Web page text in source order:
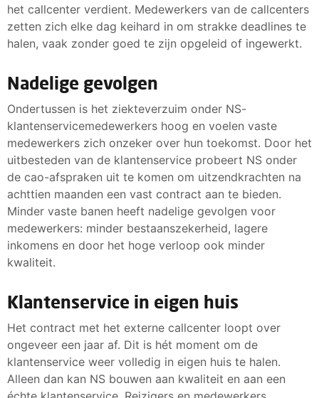
het callcenter verdient. Medewerkers van de callcenters
zetten zich elke dag keihard in om strakke deadlines te
halen, vaak zonder goed te zijn opgeleid of ingewerkt.
Nadelige gevolgen
Ondertussen is het ziekteverzuim onder NS-
klantenservicemedewerkers hoog en voelen vaste
medewerkers zich onzeker over hun toekomst. Door het
uitbesteden van de klantenservice probeert NS onder
de cao-afspraken uit te komen om uitzendkrachten na
achttien maanden een vast contract aan te bieden.
Minder vaste banen heeft nadelige gevolgen voor
medewerkers: minder bestaanszekerheid, lagere
inkomens en door het hoge verloop ook minder
kwaliteit.
Klantenservice in eigen huis
Het contract met het externe callcenter loopt over
ongeveer een jaar af. Dit is hét moment om de
klantenservice weer volledig in eigen huis te halen.
Alleen dan kan NS bouwen aan kwaliteit en aan een